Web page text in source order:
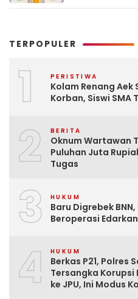
TERPOPULER
1 PERISTIWA
Kolam Renang
Korban, Siswi SMA
2 BERITA
Oknum Wartawan
Puluhan Juta
Tugas
3 HUKUM
Baru Digrebek
Beroperasi
4 HUKUM
Berkas P21, Polres
Tersangka Korupsi
ke JPU, Ini Modus